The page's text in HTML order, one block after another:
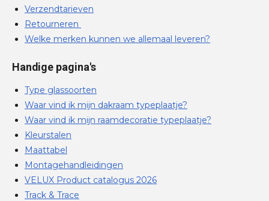
Verzendtarieven
Retourneren
Welke merken kunnen we allemaal leveren?
Handige pagina's
Type glassoorten
Waar vind ik mijn dakraam typeplaatje?
Waar vind ik mijn raamdecoratie typeplaatje?
Kleurstalen
Maattabel
Montagehandleidingen
VELUX Product catalogus 2026
Track & Trace